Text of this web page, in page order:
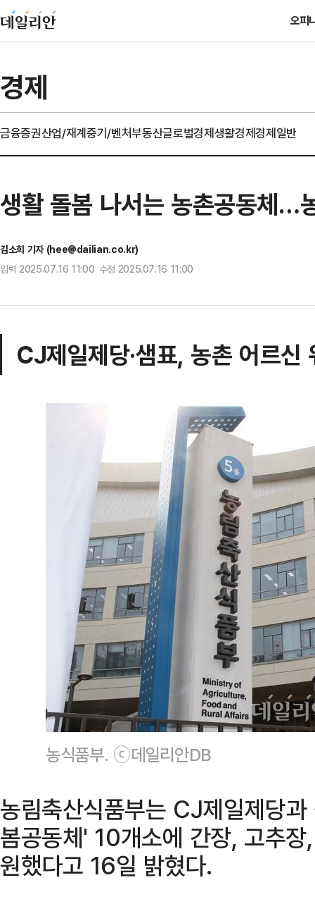
오피
경제
금융증권산업/재계중기/벤처부동산글로벌경제생활경제경제일반
생활 돌봄 나서는 농촌공동체…
김소희 기자 (hee@dailian.co.kr)
입력 2025.07.16 11:00 수정 2025.07.16 11:00
CJ제일제당·샘표, 농촌 어르신
농식품부. ⓒ데일리안DB
농림축산식품부는 CJ제일제당
봄공동체' 10개소에 간장, 고추
원했다고 16일 밝혔다.